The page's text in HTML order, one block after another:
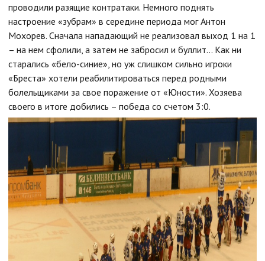
проводили разящие контратаки. Немного поднять
настроение «зубрам» в середине периода мог Антон
Мохорев. Сначала нападающий не реализовал выход 1 на 1
– на нем сфолили, а затем не забросил и буллит… Как ни
старались «бело-синие», но уж слишком сильно игроки
«Бреста» хотели реабилитироваться перед родными
болельщиками за свое поражение от «Юности». Хозяева
своего в итоге добились – победа со счетом 3:0.